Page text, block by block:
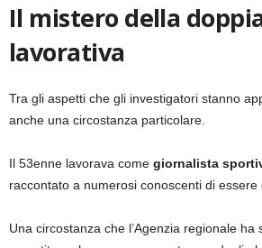
Il mistero della
lavorativa
Tra gli aspetti che gli investigatori stanno
anche una circostanza particolare.
Il 53enne lavorava come giornalista
raccontato a numerosi conoscenti di essere
Una circostanza che l’Agenzia regionale ha